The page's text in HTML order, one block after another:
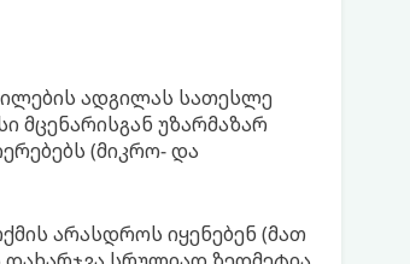
ადგილას სათესლე
მცენარისგან უზარმაზარ
(მიკრო- და
არასდროს იყენებენ (მათ